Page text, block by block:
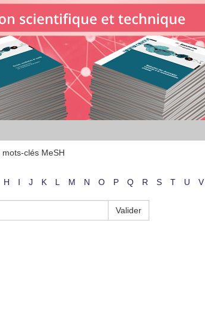
clés MeSH
H I J K L M N O P Q R S T U V
Valider